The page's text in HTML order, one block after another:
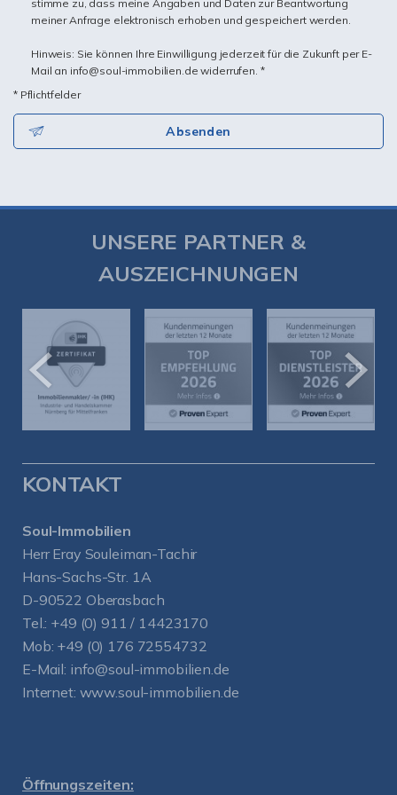
stimme zu, dass meine Angaben und Daten zur Beantwortung
meiner Anfrage elektronisch erhoben und gespeichert werden.
Hinweis: Sie können Ihre Einwilligung jederzeit für die Zukunft per E-
Mail an info@soul-immobilien.de widerrufen. *
* Pflichtfelder
Absenden
UNSERE PARTNER &
AUSZEICHNUNGEN
KONTAKT
Soul-Immobilien
Herr Eray Souleiman-Tachir
Hans-Sachs-Str. 1A
D-90522 Oberasbach
Tel.: +49 (0) 911 / 14423170
Mob: +49 (0) 176 72554732
E-Mail: info@soul-immobilien.de
Internet: www.soul-immobilien.de
Öffnungszeiten: